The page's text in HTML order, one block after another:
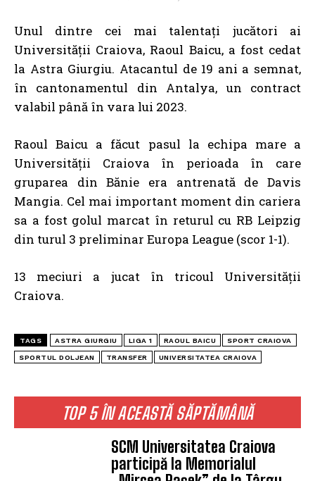
TOP 5 ÎN ACEASTĂ SĂPTĂMÂNĂ
SCM Universitatea Craiova
participă la Memorialul
Unul dintre cei mai talentați jucători ai
Universității Craiova, Raoul Baicu, a fost cedat
la Astra Giurgiu. Atacantul de 19 ani a semnat,
în cantonamentul din Antalya, un contract
valabil până în vara lui 2023.
Raoul Baicu a făcut pasul la echipa mare a
Universității Craiova în perioada în care
gruparea din Bănie era antrenată de Davis
Mangia. Cel mai important moment din cariera
sa a fost golul marcat în returul cu RB Leipzig
din turul 3 preliminar Europa League (scor 1-1).
13 meciuri a jucat în tricoul Universității
Craiova.
TAGS ASTRA GIURGIU LIGA 1 RAOUL BAICU SPORT CRAIOVA
SPORTUL DOLJEAN TRANSFER UNIVERSITATEA CRAIOVA